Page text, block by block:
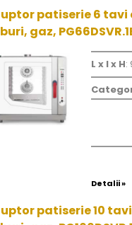
patiserie 6
gaz,
L x l x H:
Detalii »
patiserie 10